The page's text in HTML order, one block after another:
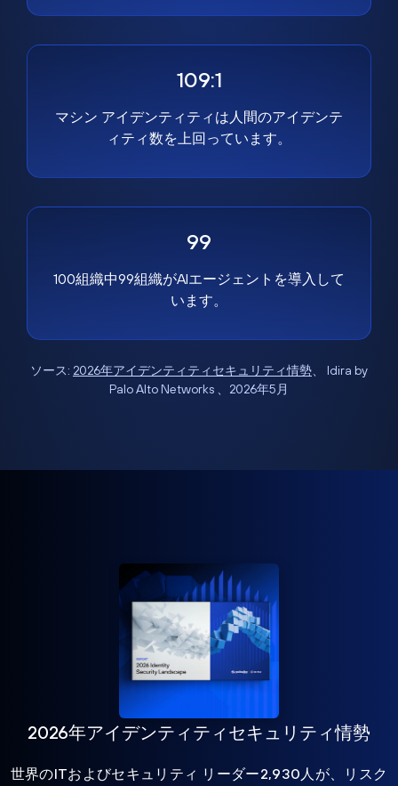
109:1
マシン アイデンティティは人間のアイデンテ
ィティ数を上回っています。
99
100組織中99組織がAIエージェントを導入して
います。
ソース: 2026年アイデンティティセキュリティ情勢、 Idira by
Palo Alto Networks 、2026年5月
2026年アイデンティティセキュリティ情勢
世界のITおよびセキュリティ リーダー2,930人が、リスク